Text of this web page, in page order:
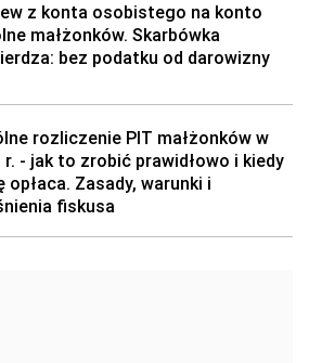
z konta osobistego na konto
małżonków. Skarbówka
bez podatku od darowizny
rozliczenie PIT małżonków w
r. - jak to zrobić prawidłowo i kiedy
opłaca. Zasady, warunki i
fiskusa